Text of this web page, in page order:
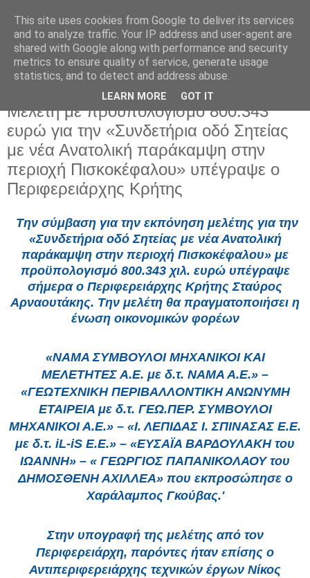
Παρασκευή 7 Φεβρουαρίου 2025
Μελέτη με προϋπολογισμό 800.343
ευρώ για την «Συνδετήρια οδό Σητείας
με νέα Ανατολική παράκαμψη στην
περιοχή Πισκοκέφαλου» υπέγραψε ο
Περιφερειάρχης Κρήτης
Την σύμβαση για την εκπόνηση μελέτης για την
«Συνδετήρια οδό Σητείας με νέα Ανατολική
παράκαμψη στην περιοχή Πισκοκέφαλου» με
προϋπολογισμό 800.343 χιλ. ευρώ υπέγραψε
σήμερα ο Περιφερειάρχης Κρήτης Σταύρος
Αρναουτάκης. Την μελέτη θα πραγματοποιήσει η
ένωση οικονομικών φορέων
«ΝΑΜΑ ΣΥΜΒΟΥΛΟΙ ΜΗΧΑΝΙΚΟΙ ΚΑΙ
ΜΕΛΕΤΗΤΕΣ Α.Ε. με δ.τ. ΝΑΜΑ Α.Ε.» –
«ΓΕΩΤΕΧΝΙΚΗ ΠΕΡΙΒΑΛΛΟΝΤΙΚΗ ΑΝΩΝΥΜΗ
ΕΤΑΙΡΕΙΑ με δ.τ. ΓΕΩ.ΠΕΡ. ΣΥΜΒΟΥΛΟΙ
ΜΗΧΑΝΙΚΟΙ Α.Ε.» – «Ι. ΛΕΠΙΔΑΣ Ι. ΣΠΙΝΑΣΑΣ Ε.Ε.
με δ.τ. iL-iS Ε.Ε.» – «ΕΥΣΑΪΑ ΒΑΡΔΟΥΛΑΚΗ του
ΙΩΑΝΝΗ» – « ΓΕΩΡΓΙΟΣ ΠΑΠΑΝΙΚΟΛΑΟΥ του
ΔΗΜΟΣΘΕΝΗ ΑΧΙΛΛΕΑ» που εκπροσώπησε ο
Χαράλαμπος Γκούβας.'
Στην υπογραφή της μελέτης από τον
Περιφερειάρχη, παρόντες ήταν επίσης ο
Αντιπεριφερειάρχης τεχνικών έργων Νίκος
This site uses cookies from Google to deliver its services
and to analyze traffic. Your IP address and user-agent are
shared with Google along with performance and security
metrics to ensure quality of service, generate usage
statistics, and to detect and address abuse.
LEARN MORE GOT IT